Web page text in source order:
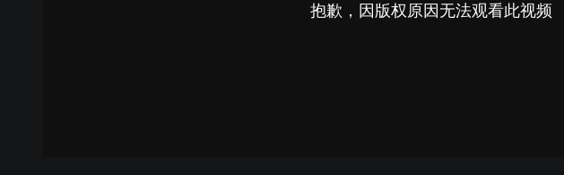
抱歉，因版权原因无法观看此视频